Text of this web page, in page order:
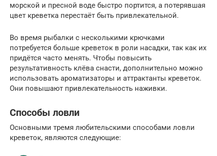
морской и пресной воде быстро портится, а потерявшая
цвет креветка перестаёт быть привлекательной.
Во время рыбалки с несколькими крючками
потребуется больше креветок в роли насадки, так как их
придётся часто менять. Чтобы повысить
результативность клёва снасти, дополнительно можно
использовать ароматизаторы и аттрактанты креветок.
Они повышают привлекательность наживки.
Способы ловли
Основными тремя любительскими способами ловли
креветок, являются следующие: